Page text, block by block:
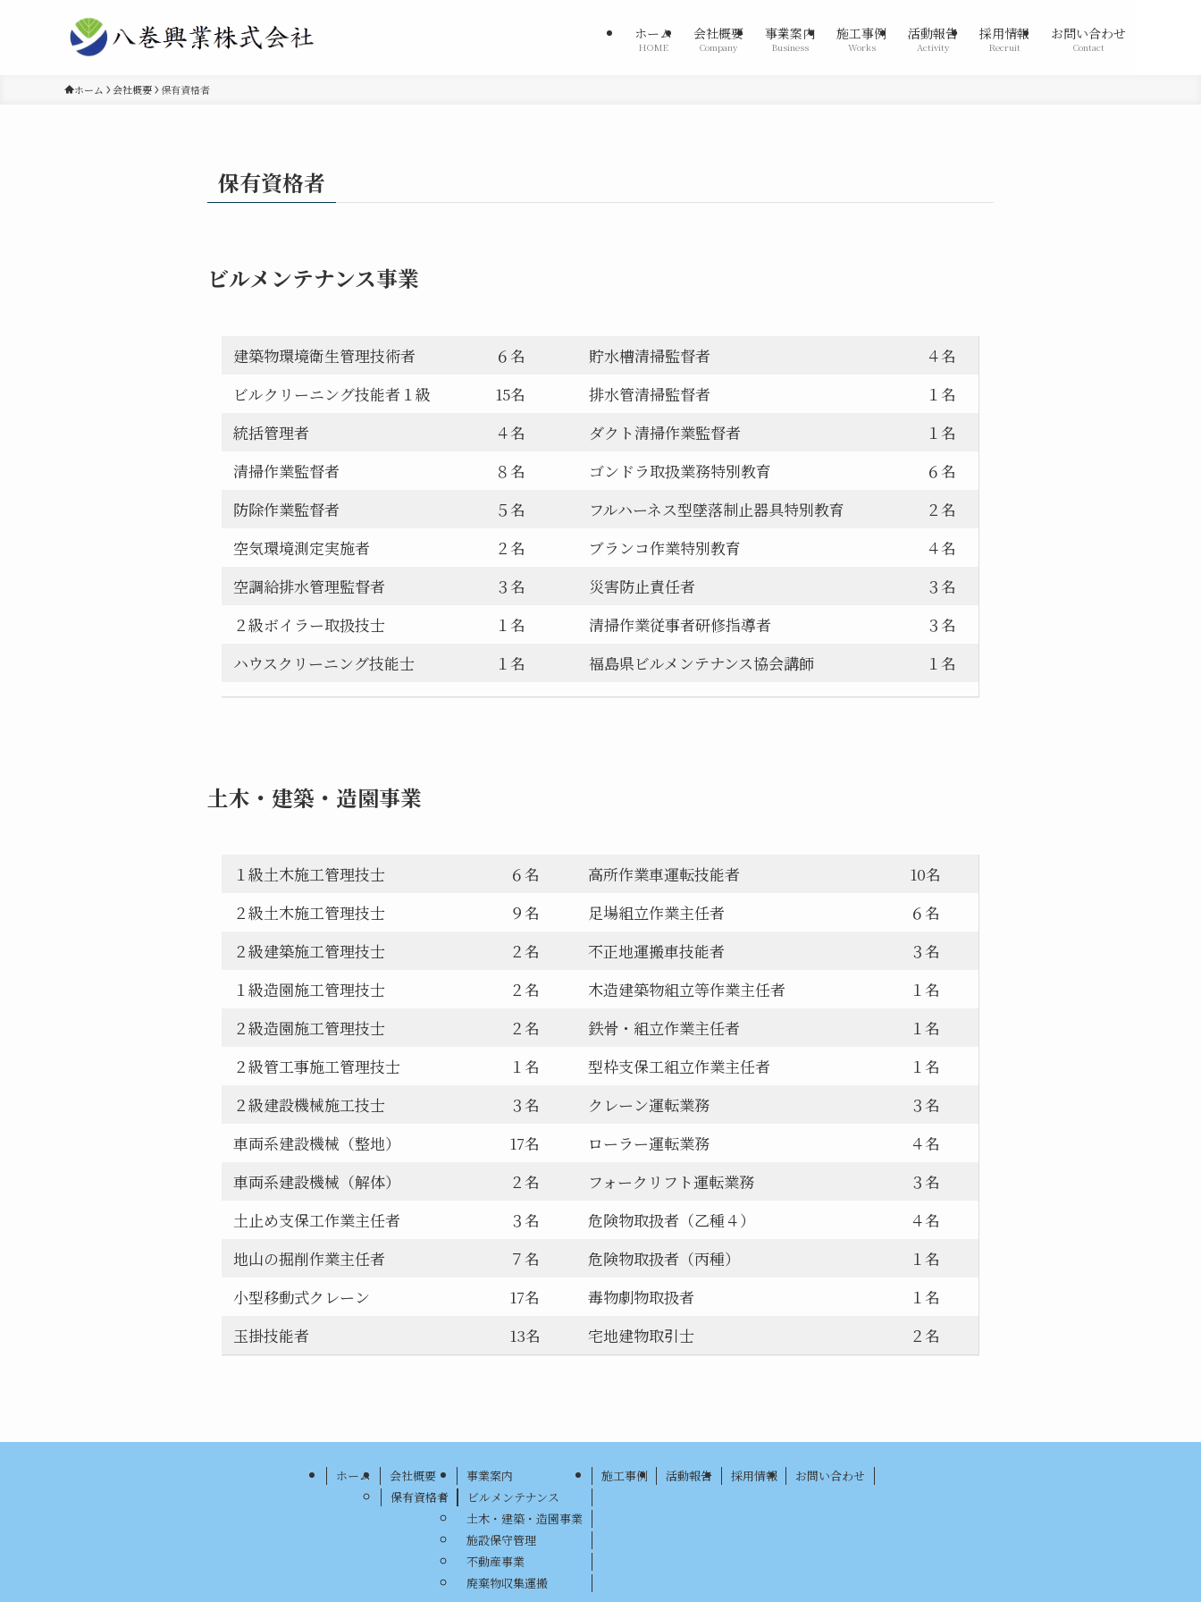
ホーム
HOME
会社概要
Company
事業案内
Business
施工事例
Works
活動報告
Activity
採用情報
Recruit
お問い合わせ
Contact
ホーム 会社概要 保有資格者
保有資格者
ビルメンテナンス事業
建築物環境衛生管理技術者 ６名 貯水槽清掃監督者
４名
ビルクリーニング技能者１級
15名 排水管清掃監督者
１名
統括管理者
４名 ダクト清掃作業監督者
１名
清掃作業監督者
８名 ゴンドラ取扱業務特別教育
６名
防除作業監督者
５名 フルハーネス型墜落制止器具特別教育
２名
空気環境測定実施者
２名 ブランコ作業特別教育
４名
空調給排水管理監督者
３名 災害防止責任者
３名
２級ボイラー取扱技士
１名 清掃作業従事者研修指導者
３名
ハウスクリーニング技能士
１名 福島県ビルメンテナンス協会講師 １名
土木・建築・造園事業
１級土木施工管理技士 ６名 高所作業車運転技能者
10名
２級土木施工管理技士
９名 足場組立作業主任者
６名
２級建築施工管理技士
２名 不正地運搬車技能者
３名
１級造園施工管理技士
２名 木造建築物組立等作業主任者
１名
２級造園施工管理技士
２名 鉄骨・組立作業主任者
１名
２級管工事施工管理技士
１名 型枠支保工組立作業主任者
１名
２級建設機械施工技士
３名 クレーン運転業務
３名
車両系建設機械（整地）
17名 ローラー運転業務
４名
車両系建設機械（解体）
２名 フォークリフト運転業務
３名
土止め支保工作業主任者
３名 危険物取扱者（乙種４）
４名
地山の掘削作業主任者
７名 危険物取扱者（丙種）
１名
小型移動式クレーン
17名 毒物劇物取扱者
１名
玉掛技能者
13名 宅地建物取引士 ２名
ホーム
会社概要
保有資格者
事業案内
ビルメンテナンス
土木・建築・造園事業
施設保守管理
不動産事業
廃棄物収集運搬
施工事例 活動報告 採用情報 お問い合わせ